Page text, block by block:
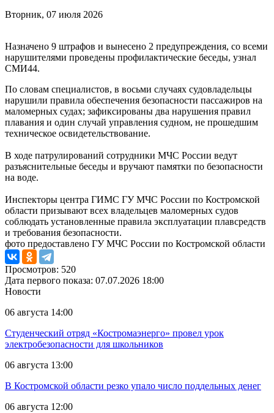
Вторник, 07 июля 2026
Назначено 9 штрафов и вынесено 2 предупреждения, со всеми
нарушителями проведены профилактические беседы, узнал
СМИ44.
По словам специалистов, в восьми случаях судовладельцы
нарушили правила обеспечения безопасности пассажиров на
маломерных судах; зафиксированы два нарушения правил
плавания и один случай управления судном, не прошедшим
техническое освидетельствование.
В ходе патрулирований сотрудники МЧС России ведут
разъяснительные беседы и вручают памятки по безопасности
на воде.
Инспекторы центра ГИМС ГУ МЧС России по Костромской
области призывают всех владельцев маломерных судов
соблюдать установленные правила эксплуатации плавсредств
и требования безопасности.
фото предоставлено ГУ МЧС России по Костромской области
Просмотров: 520
Дата первого показа: 07.07.2026 18:00
Новости
06 августа 14:00
Студенческий отряд «Костромаэнерго» провел урок
электробезопасности для школьников
06 августа 13:00
В Костромской области резко упало число поддельных денег
06 августа 12:00